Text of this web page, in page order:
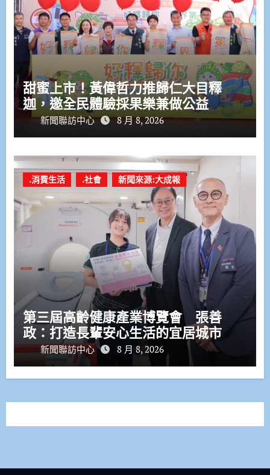
甜蜜上市！黃偉哲力推歸仁大目釋
迦，邀全民體驗採果樂兼做公益
新聞聯訪中心 8 月 8, 2026
.消費生活 .社會 新聞來源:大成報
第三屆高齡健康產業博覽會 張善
政：打造長輩安心生活的宜居城市
新聞聯訪中心 8 月 8, 2026